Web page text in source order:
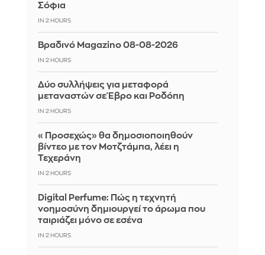
Σόφια
IN 2 HOURS
Βραδινό Magazino 08-08-2026
IN 2 HOURS
Δύο συλλήψεις για μεταφορά
μεταναστών σε Έβρο και Ροδόπη
IN 2 HOURS
«Προσεχώς» θα δημοσιοποιηθούν
βίντεο με τον Μοτζτάμπα, λέει η
Τεχεράνη
IN 2 HOURS
Digital Perfume: Πώς η τεχνητή
νοημοσύνη δημιουργεί το άρωμα που
ταιριάζει μόνο σε εσένα
IN 2 HOURS